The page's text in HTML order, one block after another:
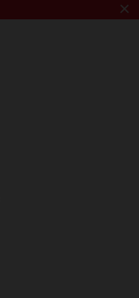
×